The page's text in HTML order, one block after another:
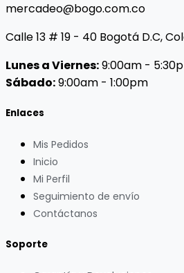
mercadeo@bogo.com.co
Calle 13 # 19 - 40 Bogotá D.C,
Lunes a Viernes:9:00am -
Sábado:9:00am - 1:00pm
Enlaces
Mis Pedidos
Inicio
Mi Perfil
Seguimiento de envío
Contáctanos
Soporte